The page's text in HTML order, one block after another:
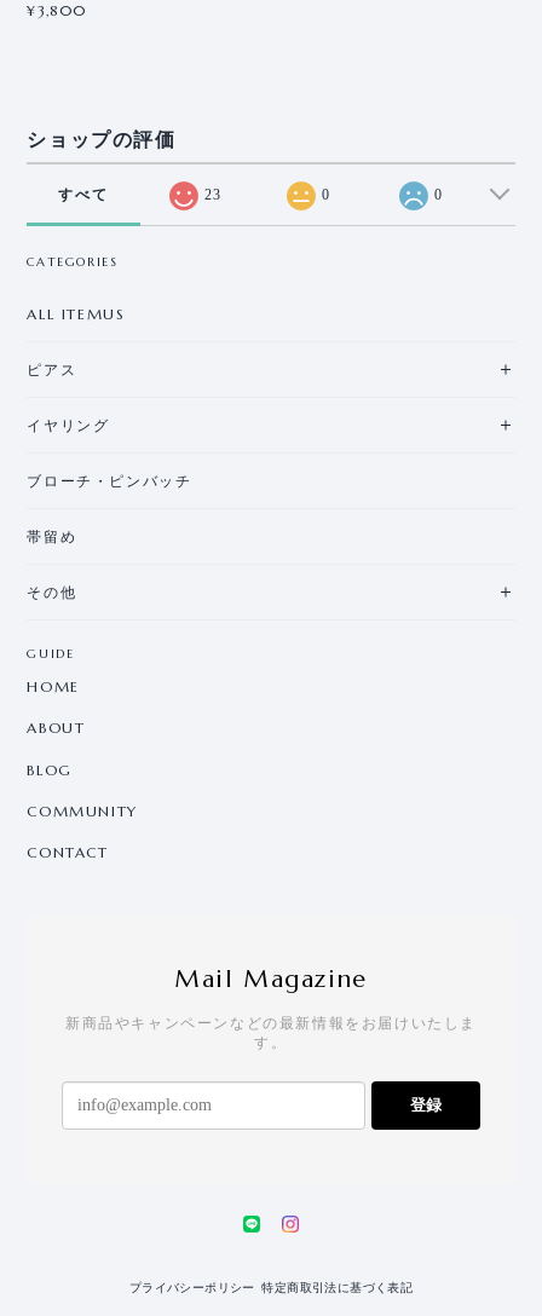
¥3,800
ショップの評価
すべて 23 0 0
CATEGORIES
ALL ITEMUS
ピアス
イヤリング
ブローチ・ピンバッチ
帯留め
その他
GUIDE
HOME
ABOUT
BLOG
COMMUNITY
CONTACT
Mail Magazine
新商品やキャンペーンなどの最新情報をお届けいたしま
す。
登録
プライバシーポリシー 特定商取引法に基づく表記